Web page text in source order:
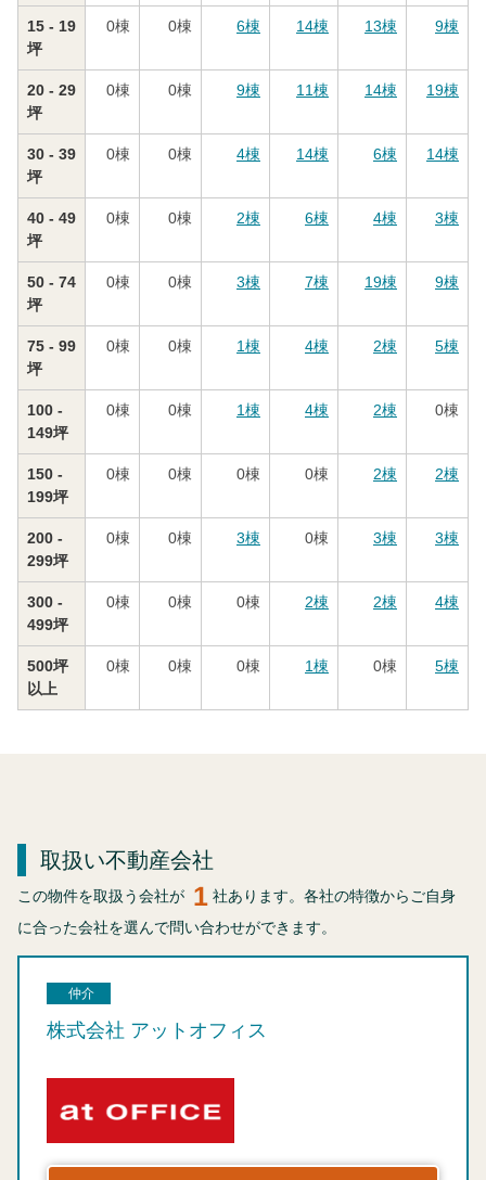
15 - 19
坪
0棟 0棟 6棟 14棟 13棟 9棟
20 - 29
坪
0棟 0棟 9棟 11棟 14棟 19棟
30 - 39
坪
0棟 0棟 4棟 14棟 6棟 14棟
40 - 49
坪
0棟 0棟 2棟 6棟 4棟 3棟
50 - 74
坪
0棟 0棟 3棟 7棟 19棟 9棟
75 - 99
坪
0棟 0棟 1棟 4棟 2棟 5棟
100 -
149坪
0棟 0棟 1棟 4棟 2棟 0棟
150 -
199坪
0棟 0棟 0棟 0棟 2棟 2棟
200 -
299坪
0棟 0棟 3棟 0棟 3棟 3棟
300 -
499坪
0棟 0棟 0棟 2棟 2棟 4棟
500坪
以上
0棟 0棟 0棟 1棟 0棟 5棟
取扱い不動産会社
この物件を取扱う会社が 1 社あります。各社の特徴からご自身
に合った会社を選んで問い合わせができます。
仲介
株式会社 アットオフィス